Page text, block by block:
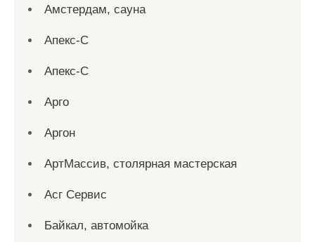
Амстердам, сауна
Апекс-С
Апекс-С
Арго
Аргон
АртМассив, столярная мастерская
Асг Сервис
Байкал, автомойка